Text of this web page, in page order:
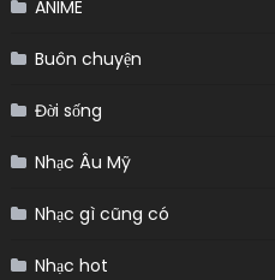
ANIME
Buôn chuyện
Đời sống
Nhạc Âu Mỹ
Nhạc gì cũng có
Nhạc hot